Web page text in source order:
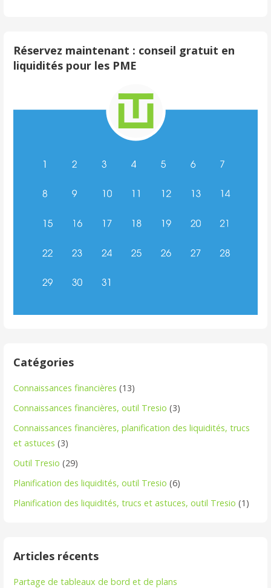
Réservez maintenant : conseil gratuit en
liquidités pour les PME
Catégories
Connaissances financières (13)
Connaissances financières, outil Tresio (3)
Connaissances financières, planification des liquidités, trucs
et astuces (3)
Outil Tresio (29)
Planification des liquidités, outil Tresio (6)
Planification des liquidités, trucs et astuces, outil Tresio (1)
Articles récents
Partage de tableaux de bord et de plans